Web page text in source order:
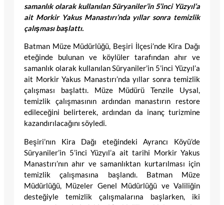
samanlık olarak kullanılan Süryaniler’in 5’inci Yüzyıl’a
ait Morkir Yakus Manastırı’nda yıllar sonra temizlik
çalışması başlattı.
Batman Müze Müdürlüğü, Beşiri İlçesi’nde Kira Dağı
eteğinde bulunan ve köylüler tarafından ahır ve
samanlık olarak kullanılan Süryaniler’in 5’inci Yüzyıl’a
ait Morkir Yakus Manastırı’nda yıllar sonra temizlik
çalışması başlattı. Müze Müdürü Tenzile Uysal,
temizlik çalışmasının ardından manastırın restore
edileceğini belirterek, ardından da inanç turizmine
kazandırılacağını söyledi.
Beşiri’nın Kira Dağı eteğindeki Ayrancı Köyü’de
Süryaniler’in 5’inci Yüzyıl’a ait tarihi Morkir Yakus
Manastırı’nın ahır ve samanlıktan kurtarılması için
temizlik çalışmasına başlandı. Batman Müze
Müdürlüğü, Müzeler Genel Müdürlüğü ve Valiliğin
desteğiyle temizlik çalışmalarına başlarken, iki